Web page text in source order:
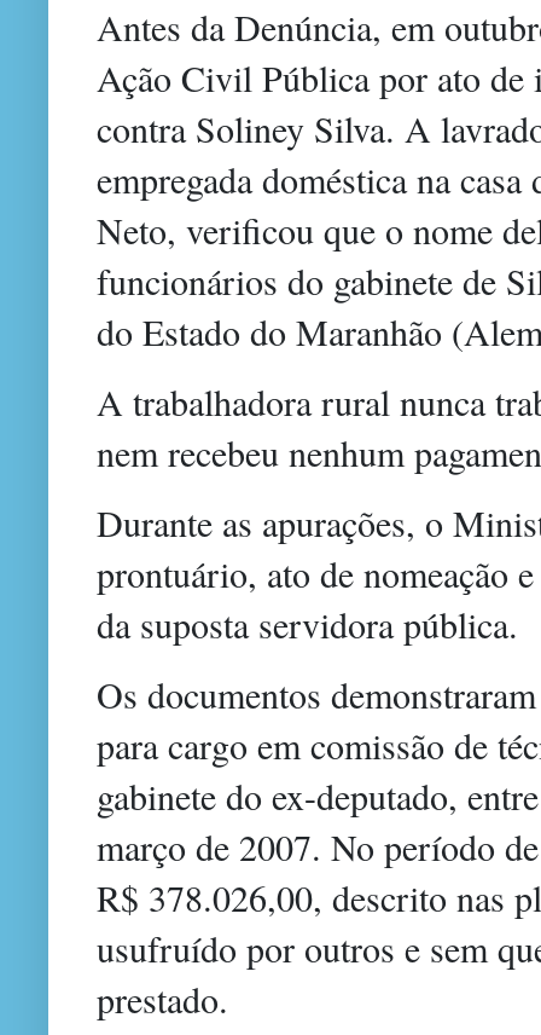
Antes da Denúncia, em
Ação Civil Pública por ato
contra Soliney Silva. A
empregada doméstica na
Neto, verificou que o nome
funcionários do gabinete de
do Estado do Maranhão
A trabalhadora rural nunca
nem recebeu nenhum
Durante as apurações, o
prontuário, ato de nomeação
da suposta servidora pública.
Os documentos
para cargo em comissão de
gabinete do ex-deputado,
março de 2007. No período
R$ 378.026,00, descrito nas
usufruído por outros e sem
prestado.